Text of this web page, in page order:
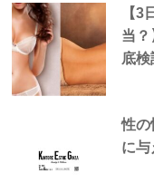
【3
当？
底検
性の
に与